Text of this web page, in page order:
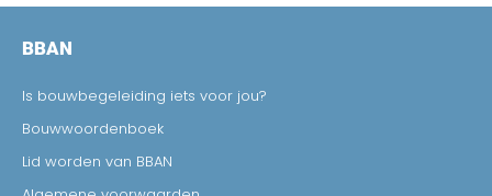
BBAN
Is bouwbegeleiding iets voor jou?
Bouwwoordenboek
Lid worden van BBAN